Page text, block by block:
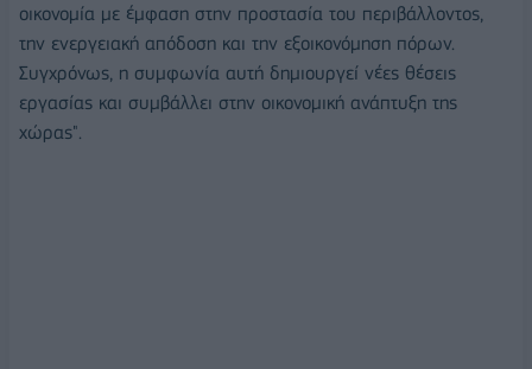
οικονομία με έμφαση στην προστασία του περιβάλλοντος,
την ενεργειακή απόδοση και την εξοικονόμηση πόρων.
Συγχρόνως, η συμφωνία αυτή δημιουργεί νέες θέσεις
εργασίας και συμβάλλει στην οικονομική ανάπτυξη της
χώρας".